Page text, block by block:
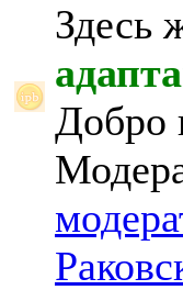
Здесь
Добро